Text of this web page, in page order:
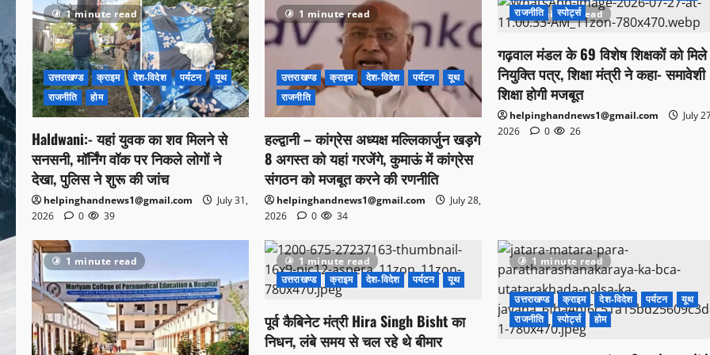
1 minute read
उत्तराखण्ड क्राइम देश-विदेश पर्यटन
यूथ
राजनीति
होम
Haldwani:- यहां युवक का शव मिलने से
सनसनी, मॉर्निंग वॉक पर निकले लोगों ने
देखा, पुलिस ने शुरू की जांच
helpinghandnews1@gmail.com
July 31,
2026
0 39
1 minute read
उत्तराखण्ड क्राइम देश-विदेश पर्यटन
यूथ
राजनीति
हल्द्वानी – कांग्रेस अध्यक्ष मल्लिकार्जुन खड़गे
8 अगस्त को यहां गरजेंगे, कुमाऊं में कांग्रेस
संगठन को मजबूत करने की रणनीति
helpinghandnews1@gmail.com
July 28,
2026
0 34
1 minute read
राजनीति स्पोर्ट्स
गढ़वाल मंडल के 69 विशेष शिक्षकों को मिले
नियुक्ति पत्र, शिक्षा मंत्री ने कहा- समावेशी
शिक्षा होगी मजबूत
helpinghandnews1@gmail.com
July
2026
0 26
1 minute read
1 minute read
उत्तराखण्ड
क्राइम देश-विदेश पर्यटन यूथ
पूर्व कैबिनेट मंत्री Hira Singh Bisht का
निधन, लंबे समय से चल रहे थे बीमार
1 minute read
उत्तराखण्ड क्राइम देश-विदेश पर्यटन
यूथ
राजनीति
स्पोर्ट्स होम